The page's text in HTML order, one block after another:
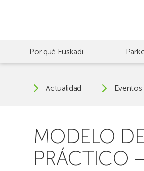
Por qué Euskadi Parke
Actualidad Eventos
MODELO
PRÁCTICO